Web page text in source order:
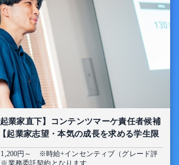
起業家直下】コンテンツマーケ責任者候補
起業家志望・本気の成長を求める学生限
1,200円～ ※時給+インセンティブ（グレード評